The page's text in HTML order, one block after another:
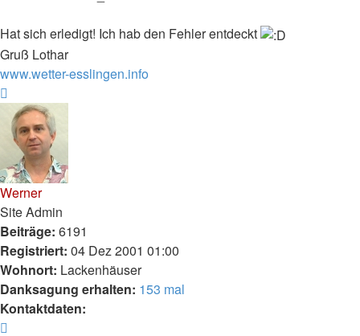
Hat sich erledigt! Ich hab den Fehler entdeckt
Gruß Lothar
www.wetter-esslingen.info
oben
Werner
Site Admin
Beiträge: 6191
Registriert: 04 Dez 2001 01:00
Wohnort: Lackenhäuser
Danksagung erhalten: 153 mal
Kontaktdaten: